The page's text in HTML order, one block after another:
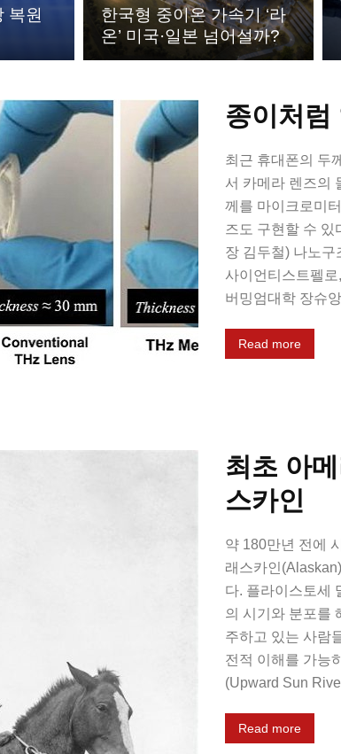
복원
한국형 중이온 가속기 ‘라
온’ 미국·일본 넘어설까?
종이처럼
최근 휴대폰의 두
서 카메라 렌즈의
께를 마이크로미
즈도 구현할 수 있
장 김두철) 나노구
사이언티스트펠
버밍엄대학 장슈
Read more
최초 아
스카인
약 180만년 전에
래스카인
다. 플라이스토세
의 시기와 분포를
주하고 있는 사람
전적 이해를 가능
(Upward Sun
Read more